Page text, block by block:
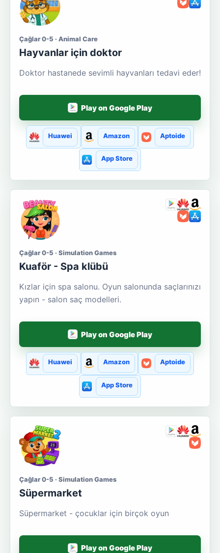
Çağlar 0-5 · Animal Care
Hayvanlar için doktor
Doktor hastanede sevimli hayvanları tedavi eder!
Play on Google Play
Huawei Amazon Aptoide
App Store
Çağlar 0-5 · Simulation Games
Kuaför - Spa klübü
Kızlar için spa salonu. Oyun salonunda saçlarınızı
yapın - salon saç modelleri.
Play on Google Play
Huawei Amazon Aptoide
App Store
Çağlar 0-5 · Simulation Games
Süpermarket
Süpermarket - çocuklar için birçok oyun
Play on Google Play